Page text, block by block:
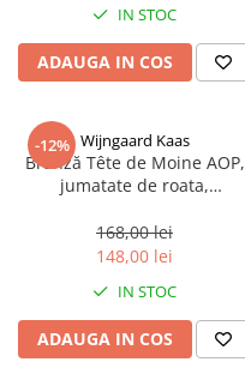
IN STOC
ADAUGA IN COS
-12% Wijngaard Kaas
Brânză Tête de Moine AOP,
jumatate de roata,
168,00 lei
148,00 lei
IN STOC
ADAUGA IN COS